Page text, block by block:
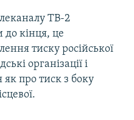
ТВ-2
кінця, це
тиску російської
організації і
про тиск з боку